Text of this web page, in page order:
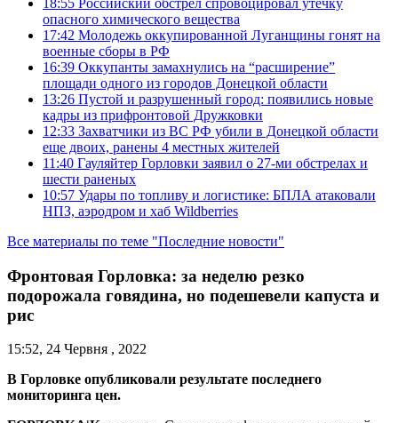
опасного химического вещества
17:42 Молодежь оккупированной Луганщины гонят на
военные сборы в РФ
16:39 Оккупанты замахнулись на “расширение”
площади одного из городов Донецкой области
13:26 Пустой и разрушенный город: появились новые
кадры из прифронтовой Дружковки
12:33 Захватчики из ВС РФ убили в Донецкой области
еще двоих, ранены 4 местных жителей
11:40 Гауляйтер Горловки заявил о 27-ми обстрелах и
шести раненых
10:57 Удары по топливу и логистике: БПЛА атаковали
НПЗ, аэродром и хаб Wildberries
Все материалы по теме "Последние новости"
Фронтовая Горловка: за неделю резко
подорожала говядина, но подешевели капуста и
рис
15:52, 24 Червня , 2022
В Горловке опубликовали результате последнего
мониторинга цен.